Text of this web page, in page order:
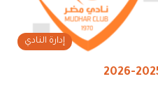
إدارة النادي